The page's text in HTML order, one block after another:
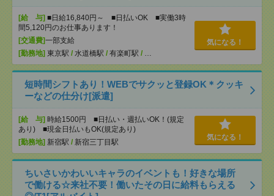
[給 与] ■日給16,840円～ ■日払いOK ■実働3時
間5,120円のお仕事あります！
[交通費]一部支給
[勤務地] 東京駅 / 水道橋駅 / 有楽町駅 / …
気になる！
短時間シフトあり！WEBでサクッと登録OK＊クッキ
ーなどの仕分け[派遣]
[給 与] 時給1500円 ■日払い・週払いOK！(規定
あり) ■現金日払いもOK(規定あり)
[勤務地] 新宿駅 / 新宿三丁目駅
気になる！
ちいさいかわいいキャラのイベントも！好きな場所
で働ける☆来社不要！働いたその日に給料もらえる